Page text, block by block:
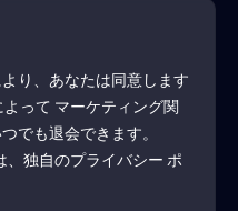
り、あなたは同意します
って マーケティング関
でも退会できます。
、独自のプライバシー ポ